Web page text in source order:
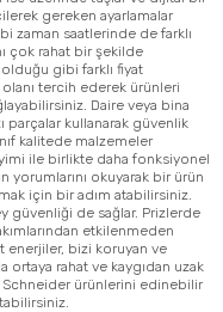
gereken ayarlamalar
zaman saatlerinde de farklı
çok rahat bir şekilde
gibi farklı fiyat
tercih ederek ürünleri
Daire veya bina
kullanarak güvenlik
kalitede malzemeler
ile birlikte daha fonksiyonel
yorumlarını okuyarak bir ürün
için bir adım atabilirsiniz.
güvenliği de sağlar. Prizlerde
etkilenmeden
enerjiler, bizi koruyan ve
ortaya rahat ve kaygıdan uzak
Schneider ürünlerini edinebilir